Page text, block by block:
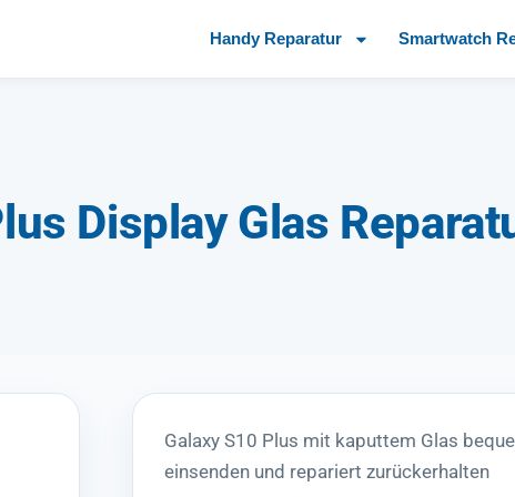
Handy Reparatur Smartwatch
Display Glas
Galaxy S10 Plus mit kaputtem Glas
einsenden und repariert zurückerhalten